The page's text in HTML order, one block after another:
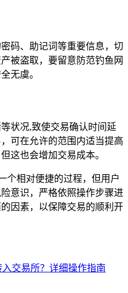
码、助记词等重要信息，切
被盗取，要留意防范钓鱼网
无虞。
状况,致使交易确认时间延
可在允许的范围内适当提高
这也会增加交易成本。
个相对便捷的过程，但用户
意识，严格依照操作步骤进
因素，以保障交易的顺利开
交易所？详细操作指南